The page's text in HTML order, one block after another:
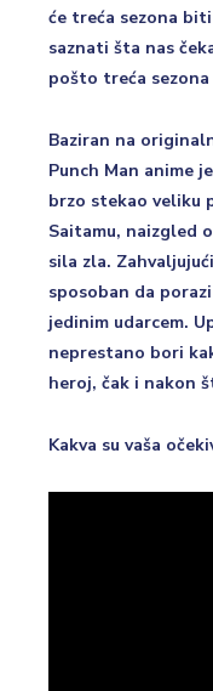
će treća sezona
saznati šta nas
pošto treća
Baziran na
Punch Man anime
brzo stekao veliku
Saitamu, naizgled
sila zla.
sposoban da
jedinim udarcem.
neprestano bori
heroj, čak i nakon
Kakva su vaša